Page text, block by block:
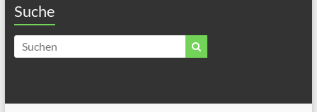
Suche